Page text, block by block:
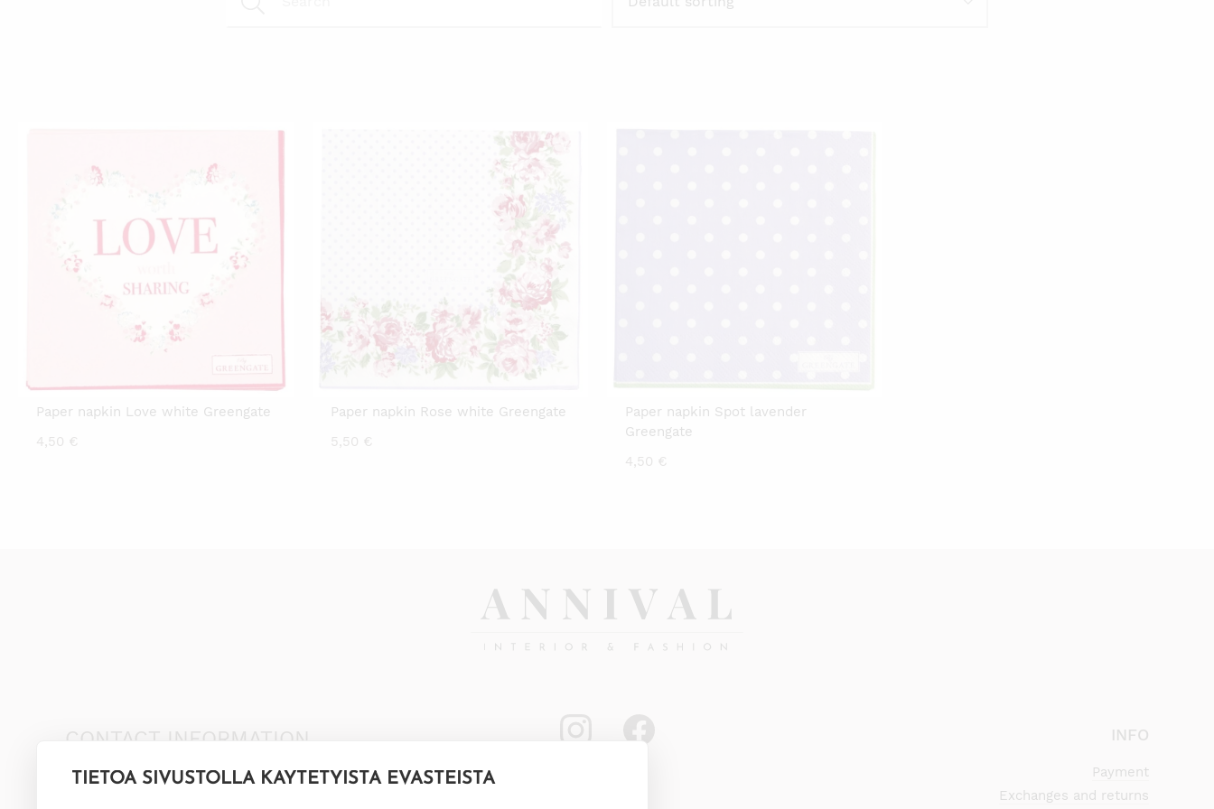
TIETOA SIVUSTOLLA KÄYTETYISTÄ EVÄSTEISTÄ
Paper napkin Love white Greengate
4,50 €
Paper napkin Rose white Greengate
5,50 €
Paper napkin Spot lavender
Greengate
4,50 €
CONTACT INFORMATION INFO
Payment
Exchanges and returns